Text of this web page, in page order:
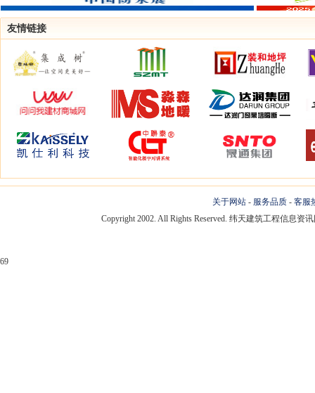
友情链接
关于网站 - 服务品质 - 客服
Copyright 2002. All Rights Reserved. 纬天建筑工程信息资
69